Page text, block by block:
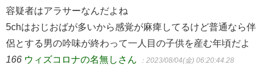
容疑者はアラサーなんだよね
5chはおじおばが多いから感覚が麻痺してるけど普通なら伴
侶とする男の吟味が終わって一人目の子供を産む年頃だよ
166 ウィズコロナの名無しさん ：2023/08/04(金) 06:20:44.28